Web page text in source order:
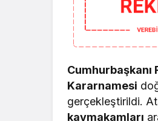
Cumhurbaşkanı
Kararnamesi
gerçekleştirildi.
kaymakamları